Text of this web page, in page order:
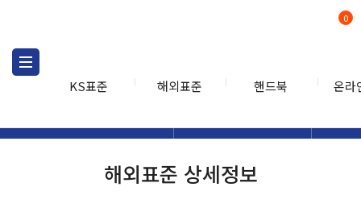
KS표준 해외표준 핸드북 온라
0
해외표준 상세정보